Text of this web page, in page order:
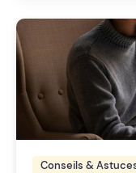
Conseils &